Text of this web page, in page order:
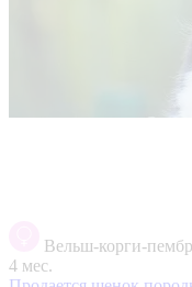
Вельш-корги-
4 мес.